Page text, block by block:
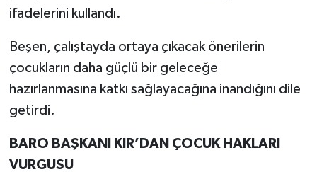
ifadelerini kullandı.
Beşen, çalıştayda ortaya çıkacak önerilerin
çocukların daha güçlü bir geleceğe
hazırlanmasına katkı sağlayacağına inandığını dile
getirdi.
BARO BAŞKANI KIR’DAN ÇOCUK HAKLARI
VURGUSU